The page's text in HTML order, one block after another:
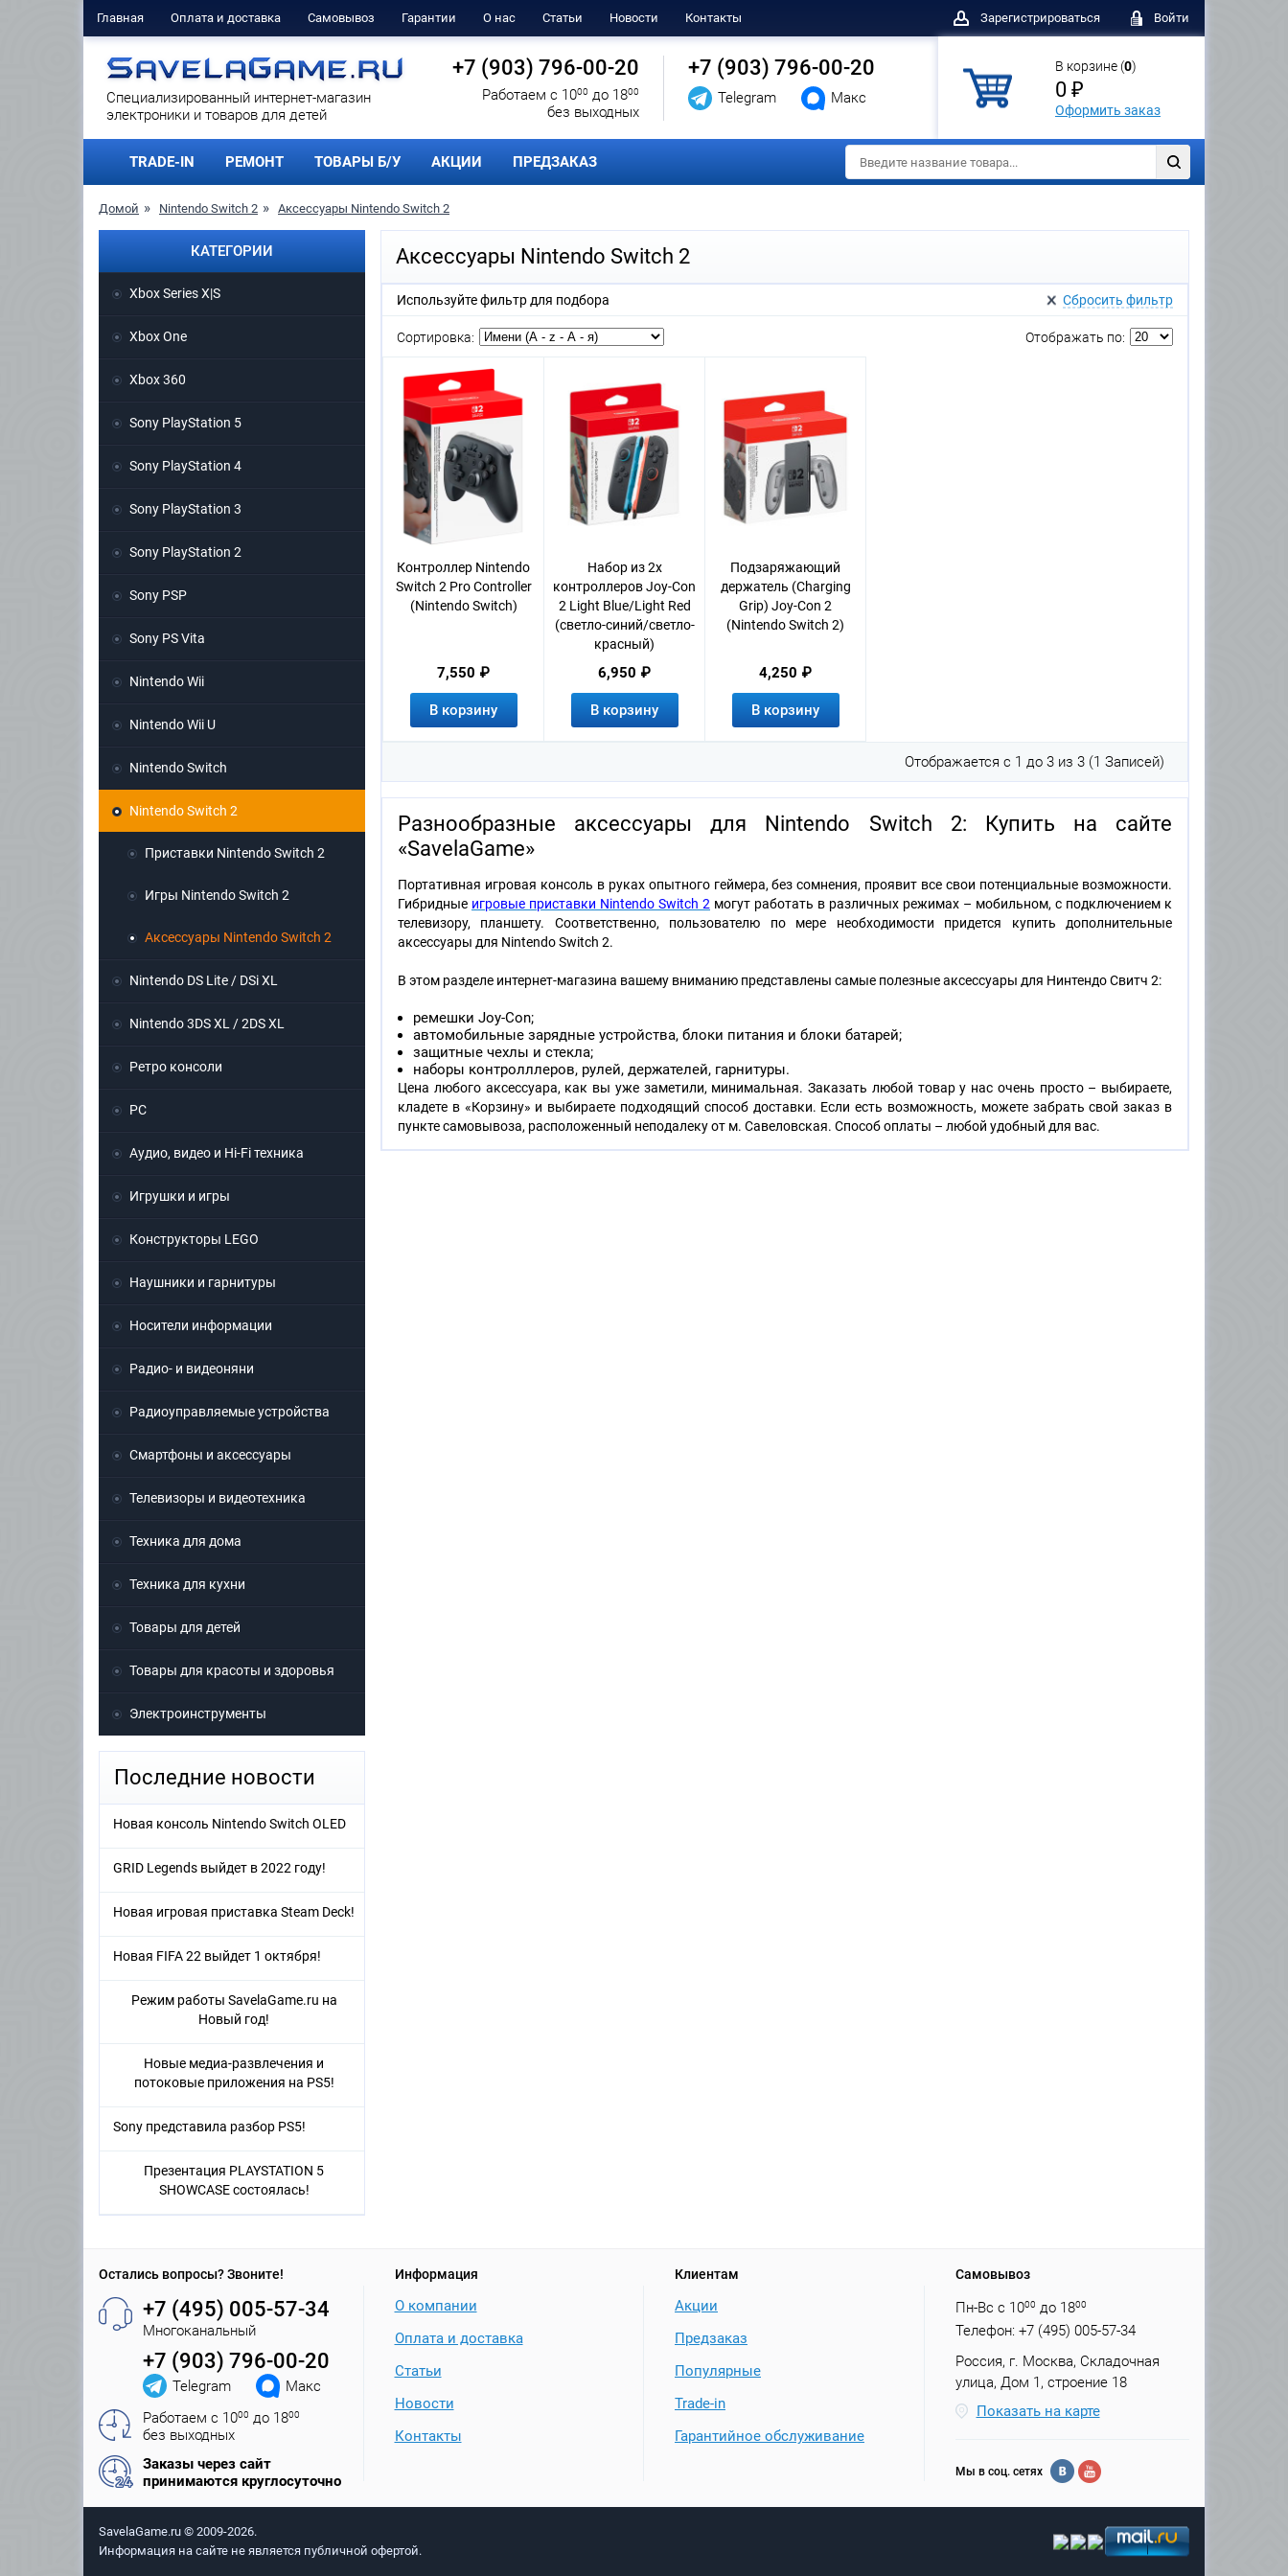
Главная Оплата и доставка Самовывоз Гарантии О нас Статьи Новости Контакты Зарегистрироваться Войти
Cпециализированный интернет-магазин
электроники и товаров для детей
+7 (903) 796-00-20
Работаем с 1000 до 1800
без выходных
+7 (903) 796-00-20
Telegram Макс
В корзине (0)
0 ₽
Оформить заказ
TRADE-IN РЕМОНТ ТОВАРЫ Б/У АКЦИИ ПРЕДЗАКАЗ
Домой Nintendo Switch 2 Аксессуары Nintendo Switch 2
Аксессуары Nintendo Switch 2
Используйте фильтр для подбора Сбросить фильтр
Сортировка: Отображать по:
Контроллер Nintendo
Switch 2 Pro Controller
(Nintendo Switch)
7,550 ₽
В корзину
Набор из 2х
контроллеров Joy-Con
2 Light Blue/Light Red
(светло-синий/светло-
красный)
6,950 ₽
В корзину
Подзаряжающий
держатель (Charging
Grip) Joy-Con 2
(Nintendo Switch 2)
4,250 ₽
В корзину
Отображается с 1 до 3 из 3 (1 Записей)
Разнообразные аксессуары для Nintendo Switch 2: Купить на сайте
«SavelaGame»
Портативная игровая консоль в руках опытного геймера, без сомнения, проявит все свои потенциальные возможности.
Гибридные игровые приставки Nintendo Switch 2 могут работать в различных режимах – мобильном, с подключением к
телевизору, планшету. Соответственно, пользователю по мере необходимости придется купить дополнительные
аксессуары для Nintendo Switch 2.
В этом разделе интернет-магазина вашему вниманию представлены самые полезные аксессуары для Нинтендо Свитч 2:
ремешки Joy-Con;
автомобильные зарядные устройства, блоки питания и блоки батарей;
защитные чехлы и стекла;
наборы контролллеров, рулей, держателей, гарнитуры.
Цена любого аксессуара, как вы уже заметили, минимальная. Заказать любой товар у нас очень просто – выбираете,
кладете в «Корзину» и выбираете подходящий способ доставки. Если есть возможность, можете забрать свой заказ в
пункте самовывоза, расположенный неподалеку от м. Савеловская. Способ оплаты – любой удобный для вас.
КАТЕГОРИИ
Xbox Series X|S
Xbox One
Xbox 360
Sony PlayStation 5
Sony PlayStation 4
Sony PlayStation 3
Sony PlayStation 2
Sony PSP
Sony PS Vita
Nintendo Wii
Nintendo Wii U
Nintendo Switch
Nintendo Switch 2
Приставки Nintendo Switch 2
Игры Nintendo Switch 2
Аксессуары Nintendo Switch 2
Nintendo DS Lite / DSi XL
Nintendo 3DS XL / 2DS XL
Ретро консоли
PC
Аудио, видео и Hi-Fi техника
Игрушки и игры
Конструкторы LEGO
Наушники и гарнитуры
Носители информации
Радио- и видеоняни
Радиоуправляемые устройства
Смартфоны и аксессуары
Телевизоры и видеотехника
Техника для дома
Техника для кухни
Товары для детей
Товары для красоты и здоровья
Электроинструменты
Последние новости
Новая консоль Nintendo Switch OLED
GRID Legends выйдет в 2022 году!
Новая игровая приставка Steam Deck!
Новая FIFA 22 выйдет 1 октября!
Режим работы SavelaGame.ru на
Новый год!
Новые медиа-развлечения и
потоковые приложения на PS5!
Sony представила разбор PS5!
Презентация PLAYSTATION 5
SHOWCASE состоялась!
Остались вопросы? Звоните!
+7 (495) 005-57-34
Многоканальный
+7 (903) 796-00-20
Telegram
Макс
Работаем с 1000 до 1800
без выходных
Заказы через сайт
принимаются круглосуточно
Информация
О компании
Оплата и доставка
Статьи
Новости
Контакты
Клиентам
Акции
Предзаказ
Популярные
Trade-in
Гарантийное обслуживание
Самовывоз
Пн-Вс с 1000 до 1800
Телефон: +7 (495) 005-57-34
Россия, г. Москва, Складочная
улица, Дом 1, строение 18
Показать на карте
Мы в соц. сетях
SavelaGame.ru © 2009-2026.
Информация на сайте не является публичной офертой.